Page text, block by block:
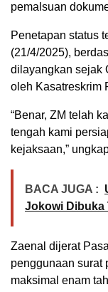
pemalsuan
Penetapan status
(21/4/2025),
dilayangkan sejak
oleh Kasatreskrim
“Benar, ZM telah
tengah kami
kejaksaan,”
BACA JUGA :
Jokowi Dibuka
Zaenal dijerat
penggunaan surat
maksimal enam